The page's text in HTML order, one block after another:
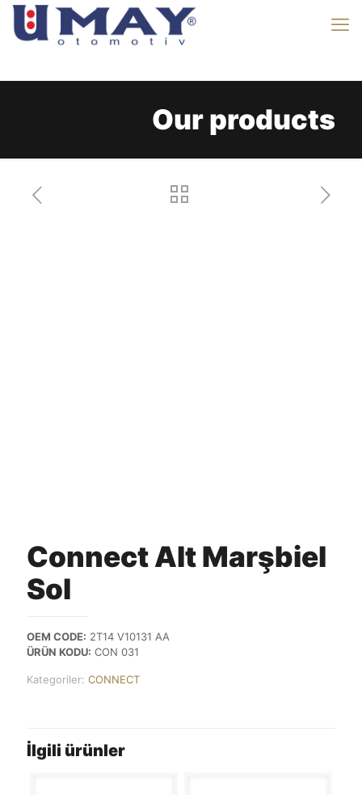
Our products
Connect Alt Marşbiel
Sol
OEM CODE: 2T14 V10131 AA
ÜRÜN KODU: CON 031
Kategoriler: CONNECT
İlgili ürünler